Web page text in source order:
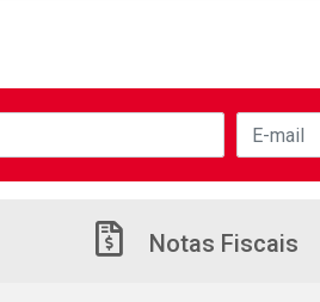
Notas Fiscais